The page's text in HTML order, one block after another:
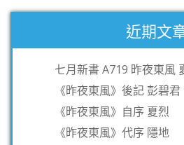
近期文
七月新書 A719 昨夜東風
《昨夜東風》後記 彭碧君
《昨夜東風》自序 夏烈
《昨夜東風》代序 隱地